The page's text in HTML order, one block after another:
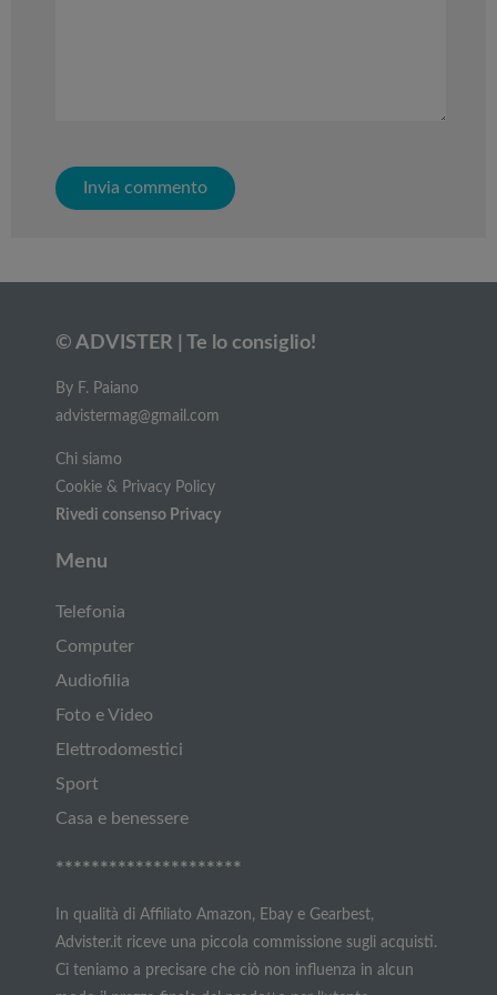
© ADVISTER | Te lo consiglio!
By F. Paiano
advistermag@gmail.com
Chi siamo
Cookie & Privacy Policy
Rivedi consenso Privacy
Menu
Telefonia
Computer
Audiofilia
Foto e Video
Elettrodomestici
Sport
Casa e benessere
*********************
In qualità di Affiliato Amazon, Ebay e Gearbest,
Advister.it riceve una piccola commissione sugli acquisti.
Ci teniamo a precisare che ciò non influenza in alcun